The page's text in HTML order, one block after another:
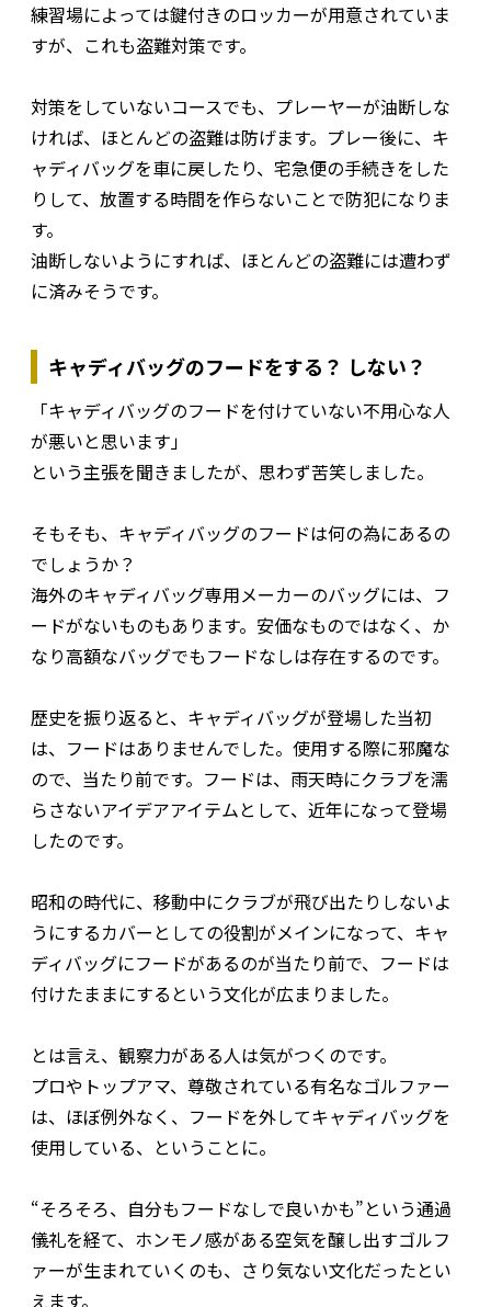
練習場によっては鍵付きのロッカーが用意されていま
すが、これも盗難対策です。
対策をしていないコースでも、プレーヤーが油断しな
ければ、ほとんどの盗難は防げます。プレー後に、キ
ャディバッグを車に戻したり、宅急便の手続きをした
りして、放置する時間を作らないことで防犯になりま
す。
油断しないようにすれば、ほとんどの盗難には遭わず
に済みそうです。
キャディバッグのフードをする？ しない？
「キャディバッグのフードを付けていない不用心な人
が悪いと思います」
という主張を聞きましたが、思わず苦笑しました。
そもそも、キャディバッグのフードは何の為にあるの
でしょうか？
海外のキャディバッグ専用メーカーのバッグには、フ
ードがないものもあります。安価なものではなく、か
なり高額なバッグでもフードなしは存在するのです。
歴史を振り返ると、キャディバッグが登場した当初
は、フードはありませんでした。使用する際に邪魔な
ので、当たり前です。フードは、雨天時にクラブを濡
らさないアイデアアイテムとして、近年になって登場
したのです。
昭和の時代に、移動中にクラブが飛び出たりしないよ
うにするカバーとしての役割がメインになって、キャ
ディバッグにフードがあるのが当たり前で、フードは
付けたままにするという文化が広まりました。
とは言え、観察力がある人は気がつくのです。
プロやトップアマ、尊敬されている有名なゴルファー
は、ほぼ例外なく、フードを外してキャディバッグを
使用している、ということに。
“そろそろ、自分もフードなしで良いかも”という通過
儀礼を経て、ホンモノ感がある空気を醸し出すゴルフ
ァーが生まれていくのも、さり気ない文化だったとい
えます。